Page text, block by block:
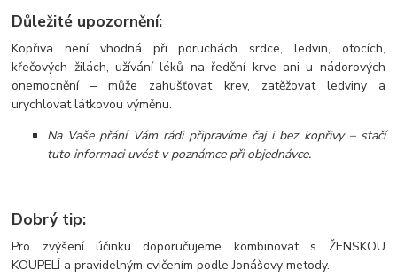
Důležité upozornění:
Kopřiva není vhodná při poruchách srdce, ledvin, otocích,
křečových žilách, užívání léků na ředění krve ani u nádorových
onemocnění – může zahušťovat krev, zatěžovat ledviny a
urychlovat látkovou výměnu.
Na Vaše přání Vám rádi připravíme čaj i bez kopřivy – stačí
tuto informaci uvést v poznámce při objednávce.
Dobrý tip:
Pro zvýšení účinku doporučujeme kombinovat s ŽENSKOU
KOUPELÍ a pravidelným cvičením podle Jonášovy metody.